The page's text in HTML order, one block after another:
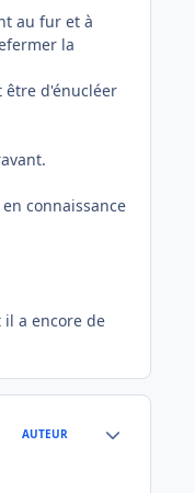
au fur et à
la
être d'énucléer
connaissance
a encore de
AUTEUR